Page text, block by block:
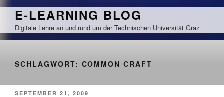
Zum
springen
E-LEARNING BLOG
Digitale Lehre an und rund um der Technischen Universität Graz
SCHLAGWORT: COMMON CRAFT
VERÖFFENTLICHT
SEPTEMBER 21, 2009